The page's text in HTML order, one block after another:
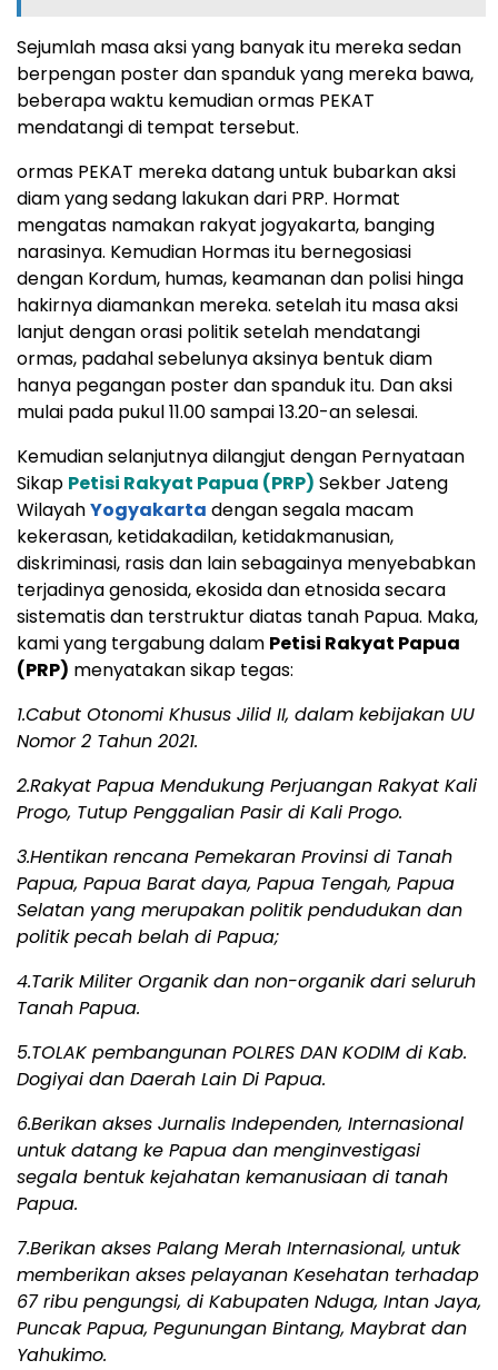
Sejumlah masa aksi yang banyak itu mereka sedan
berpengan poster dan spanduk yang mereka bawa,
beberapa waktu kemudian ormas PEKAT
mendatangi di tempat tersebut.
ormas PEKAT mereka datang untuk bubarkan aksi
diam yang sedang lakukan dari PRP. Hormat
mengatas namakan rakyat jogyakarta, banging
narasinya. Kemudian Hormas itu bernegosiasi
dengan Kordum, humas, keamanan dan polisi hinga
hakirnya diamankan mereka. setelah itu masa aksi
lanjut dengan orasi politik setelah mendatangi
ormas, padahal sebelunya aksinya bentuk diam
hanya pegangan poster dan spanduk itu. Dan aksi
mulai pada pukul 11.00 sampai 13.20-an selesai.
Kemudian selanjutnya dilangjut dengan Pernyataan
Sikap Petisi Rakyat Papua (PRP) Sekber Jateng
WilayahYogyakarta dengan segala macam
kekerasan, ketidakadilan, ketidakmanusian,
diskriminasi, rasis dan lain sebagainya menyebabkan
terjadinya genosida, ekosida dan etnosida secara
sistematis dan terstruktur diatas tanah Papua. Maka,
kami yang tergabung dalam Petisi Rakyat Papua
(PRP) menyatakan sikap tegas:
1.Cabut Otonomi Khusus Jilid II, dalam kebijakan UU
Nomor 2 Tahun 2021.
2.Rakyat Papua Mendukung Perjuangan Rakyat Kali
Progo, Tutup Penggalian Pasir di Kali Progo.
3.Hentikan rencana Pemekaran Provinsi di Tanah
Papua, Papua Barat daya, Papua Tengah, Papua
Selatan yang merupakan politik pendudukan dan
politik pecah belah di Papua;
4.Tarik Militer Organik dan non-organik dari seluruh
Tanah Papua.
5.TOLAK pembangunan POLRES DAN KODIM di Kab.
Dogiyai dan Daerah Lain Di Papua.
6.Berikan akses Jurnalis Independen, Internasional
untuk datang ke Papua dan menginvestigasi
segala bentuk kejahatan kemanusiaan di tanah
Papua.
7.Berikan akses Palang Merah Internasional, untuk
memberikan akses pelayanan Kesehatan terhadap
67 ribu pengungsi, di Kabupaten Nduga, Intan Jaya,
Puncak Papua, Pegunungan Bintang, Maybrat dan
Yahukimo.